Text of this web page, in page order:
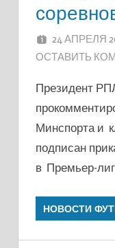
24 АПРЕЛЯ
ОСТАВИТЬ
Президент
Минспорта и
подписан
в Премьер-
НОВОСТИ